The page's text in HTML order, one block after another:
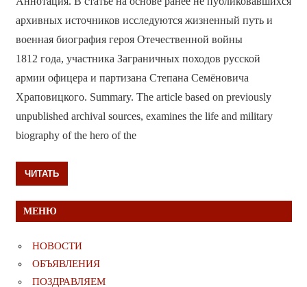
архивных источников исследуются жизненный путь и
военная биография героя Отечественной войны
1812 года, участника Заграничных походов русской
армии офицера и партизана Степана Семёновича
Храповицкого. Summary. The article based on previously
unpublished archival sources, examines the life and military
biography of the hero of the
ЧИТАТЬ
МЕНЮ
НОВОСТИ
ОБЪЯВЛЕНИЯ
ПОЗДРАВЛЯЕМ